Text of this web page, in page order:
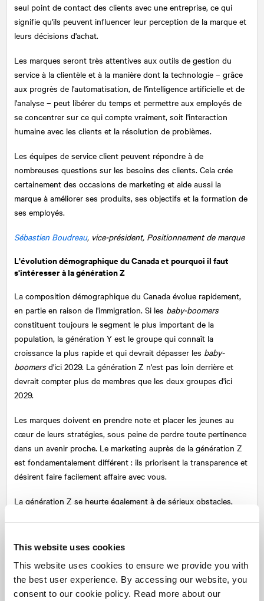
This website uses cookies
This website uses cookies to ensure we provide you with
the best user experience. By accessing our website, you
consent to our cookie policy. Read more about our
seul point de contact des clients avec une entreprise, ce qui
signifie qu'ils peuvent influencer leur perception de la marque et
leurs décisions d'achat.
Les marques seront très attentives aux outils de gestion du
service à la clientèle et à la manière dont la technologie – grâce
aux progrès de l'automatisation, de l'intelligence artificielle et de
l'analyse – peut libérer du temps et permettre aux employés de
se concentrer sur ce qui compte vraiment, soit l'interaction
humaine avec les clients et la résolution de problèmes.
Les équipes de service client peuvent répondre à de
nombreuses questions sur les besoins des clients. Cela crée
certainement des occasions de marketing et aide aussi la
marque à améliorer ses produits, ses objectifs et la formation de
ses employés.
Sébastien Boudreau, vice-président, Positionnement de marque
L'évolution démographique du Canada et pourquoi il faut
s'intéresser à la génération Z
La composition démographique du Canada évolue rapidement,
en partie en raison de l'immigration. Si les baby-boomers
constituent toujours le segment le plus important de la
population, la génération Y est le groupe qui connaît la
croissance la plus rapide et qui devrait dépasser les baby-
boomersd'ici 2029. La génération Z n'est pas loin derrière et
devrait compter plus de membres que les deux groupes d'ici
2029.
Les marques doivent en prendre note et placer les jeunes au
cœur de leurs stratégies, sous peine de perdre toute pertinence
dans un avenir proche. Le marketing auprès de la génération Z
est fondamentalement différent : ils priorisent la transparence et
désirent faire facilement affaire avec vous.
La génération Z se heurte également à de sérieux obstacles,
changements climatiques sont autant de questions qui les
leurs appareils, ils sont les champions du changement et des
résultats prometteurs. Ce sont des personnes incroyables qui